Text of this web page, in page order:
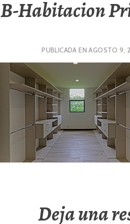
B-Habitacion
PUBLICADA ENAGOSTO 9,
Deja una